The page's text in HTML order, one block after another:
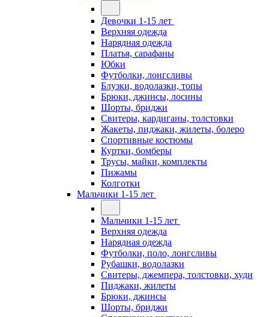
Девочки 1-15 лет
Верхняя одежда
Нарядная одежда
Платья, сарафаны
Юбки
Футболки, лонгсливы
Блузки, водолазки, топы
Брюки, джинсы, лосины
Шорты, бриджи
Свитеры, кардиганы, толстовки
Жакеты, пиджаки, жилеты, болеро
Спортивные костюмы
Куртки, бомберы
Трусы, майки, комплекты
Пижамы
Колготки
Мальчики 1-15 лет
Мальчики 1-15 лет
Верхняя одежда
Нарядная одежда
Футболки, поло, лонгсливы
Рубашки, водолазки
Свитеры, джемпера, толстовки, худи
Пиджаки, жилеты
Брюки, джинсы
Шорты, бриджи